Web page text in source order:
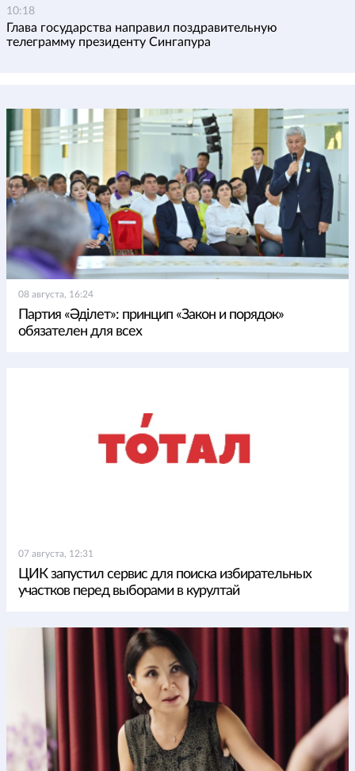
10:18
Глава государства направил поздравительную
телеграмму президенту Сингапура
08 августа, 16:24
Партия «Әділет»: принцип «Закон и порядок»
обязателен для всех
07 августа, 12:31
ЦИК запустил сервис для поиска избирательных
участков перед выборами в курултай